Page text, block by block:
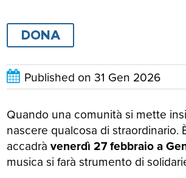
DONA
Published on 31 Gen 2026
Quando una comunità si mette
nascere qualcosa di straordinario.
accadràvenerdì 27 febbraio a
musica si farà strumento di